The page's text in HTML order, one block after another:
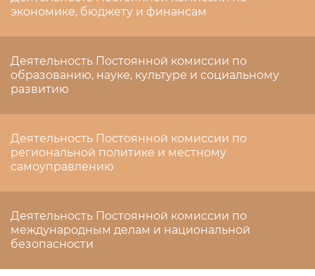
экономике, бюджету и финансам
Деятельность Постоянной комиссии по
образованию, науке, культуре и социальному
развитию
Деятельность Постоянной комиссии по
региональной политике и местному
самоуправлению
Деятельность Постоянной комиссии по
международным делам и национальной
безопасности